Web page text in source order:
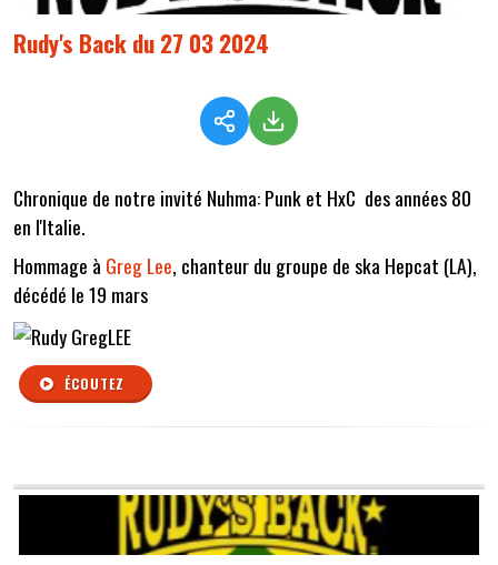
Rudy's Back du 27 03 2024
Chronique de notre invité Nuhma: Punk et HxC des années 80
en l'Italie.
Hommage à Greg Lee, chanteur du groupe de ska Hepcat (LA),
décédé le 19 mars
ÉCOUTEZ